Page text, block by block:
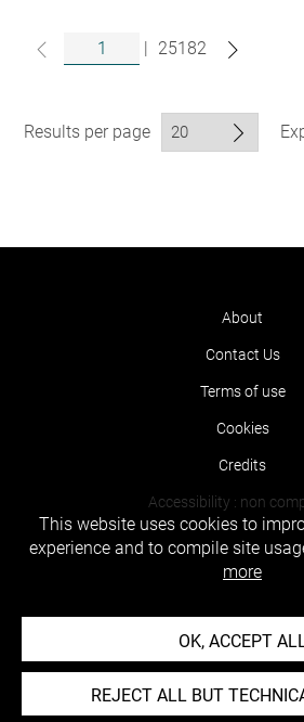
| 25182
Results per page
About
Contact Us
Terms of use
Cookies
Credits
Accessibility : non
This website uses cookies to
experience and to compile site
more
OK, ACCEPT
REJECT ALL BUT